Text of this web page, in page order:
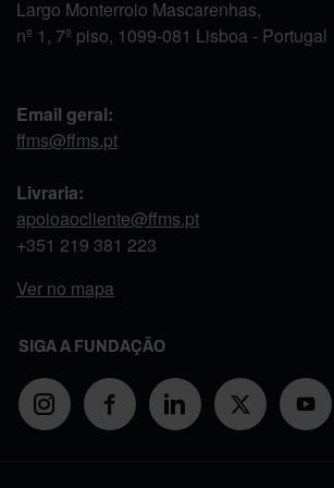
Largo Monterroio Mascarenhas,
nº 1, 7º piso, 1099-081 Lisboa - Portugal
Email geral:
ffms@ffms.pt
Livraria:
apoioaocliente@ffms.pt
+351 219 381 223
Ver no mapa
SIGA A FUNDAÇÃO